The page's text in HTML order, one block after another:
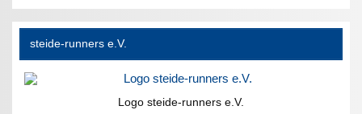
steide-runners e.V.
Logo steide-runners e.V.